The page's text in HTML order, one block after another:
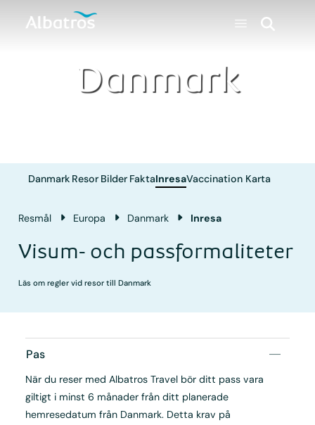
Danmark
Danmark Resor Bilder FaktaInresaVaccination Karta
Resmål Europa Danmark Inresa
Visum- och passformaliteter
Läs om regler vid resor till Danmark
Pas
När du reser med Albatros Travel bör ditt pass vara
giltigt i minst 6 månader från ditt planerade
hemresedatum från Danmark. Detta krav på